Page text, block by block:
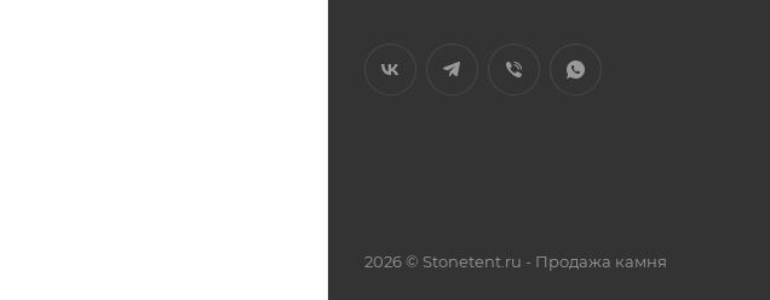
2026 © Stonetent.ru - Продажа камня